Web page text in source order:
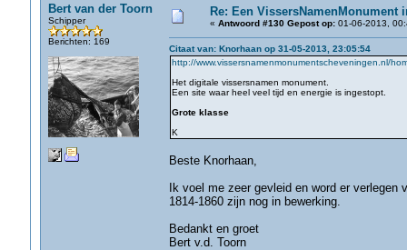
Bert van der Toorn
Schipper
Berichten: 169
Re: Een VissersNamenMonument
« Antwoord #130 Gepost op:01-06-2013,
Citaat van: Knorhaan op 31-05-2013, 23:05:54
http://www.vissersnamenmonumentscheveningen.nl/
Het digitale vissersnamen monument.
Een site waar heel veel tijd en energie is ingestopt.
Grote klasse
K
Beste Knorhaan,
Ik voel me zeer gevleid en word er
1814-1860 zijn nog in bewerking.
Bedankt en groet
Bert v.d. Toorn